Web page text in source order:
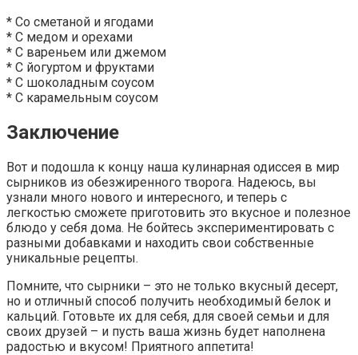
* Со сметаной и ягодами
* С медом и орехами
* С вареньем или джемом
* С йогуртом и фруктами
* С шоколадным соусом
* С карамельным соусом
Заключение
Вот и подошла к концу наша кулинарная одиссея в мир
сырников из обезжиренного творога. Надеюсь, вы
узнали много нового и интересного, и теперь с
легкостью сможете приготовить это вкусное и полезное
блюдо у себя дома. Не бойтесь экспериментировать с
разными добавками и находить свои собственные
уникальные рецепты.
Помните, что сырники – это не только вкусный десерт,
но и отличный способ получить необходимый белок и
кальций. Готовьте их для себя, для своей семьи и для
своих друзей – и пусть ваша жизнь будет наполнена
радостью и вкусом! Приятного аппетита!